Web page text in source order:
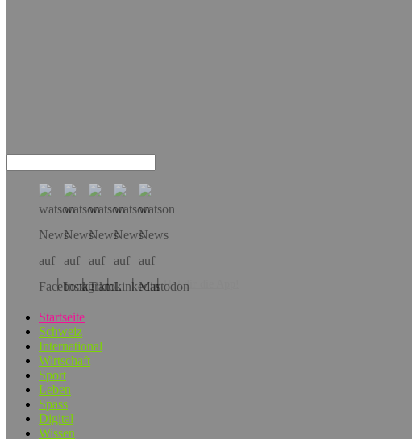
Hol dir die App!
Startseite
Schweiz
International
Wirtschaft
Sport
Leben
Spass
Digital
Wissen